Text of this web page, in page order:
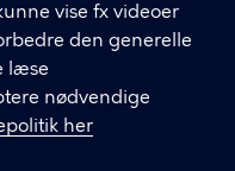
vise fx videoer
den generelle
læse
nødvendige
her